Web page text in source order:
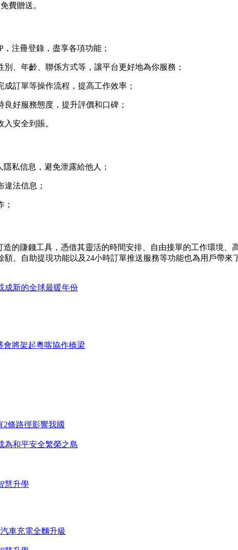
費贈送。
注冊登錄，盡享各項功能；
、年齡、聯係方式等，讓平台更好地為你服務；
訂單等操作流程，提高工作效率；
好服務態度，提升評價和口碑；
安全到賬。
私信息，避免泄露給他人；
法信息；
的賺錢工具，憑借其靈活的時間安排、自由接單的工作環境
、自助提現功能以及24小時訂單推送服務等功能也為用戶帶
成新的全球最暖年份
會將架起粵喀協作橋梁
2條路徑影響我國
為和平安全繁榮之島
慧升學
車充電全麵升級